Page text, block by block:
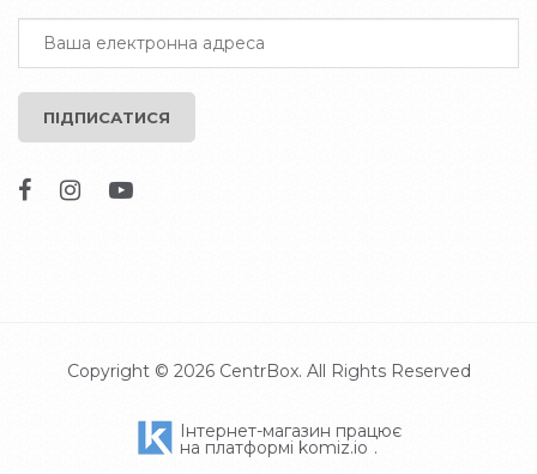
ПІДПИСАТИСЯ
Copyright © 2026 CentrBox. All Rights Reserved
Інтернет-магазин працює
на платформі komiz.io .